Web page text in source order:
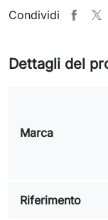
Condividi
Dettagli del
Marca
Riferimento